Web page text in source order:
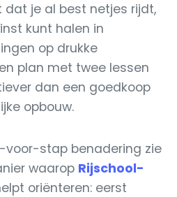
dat je al best netjes rijdt,
kunt halen in
op drukke
plan met twee lessen
dan een goedkoop
opbouw.
voor-stap benadering zie
waarop Rijschool-
oriënteren: eerst